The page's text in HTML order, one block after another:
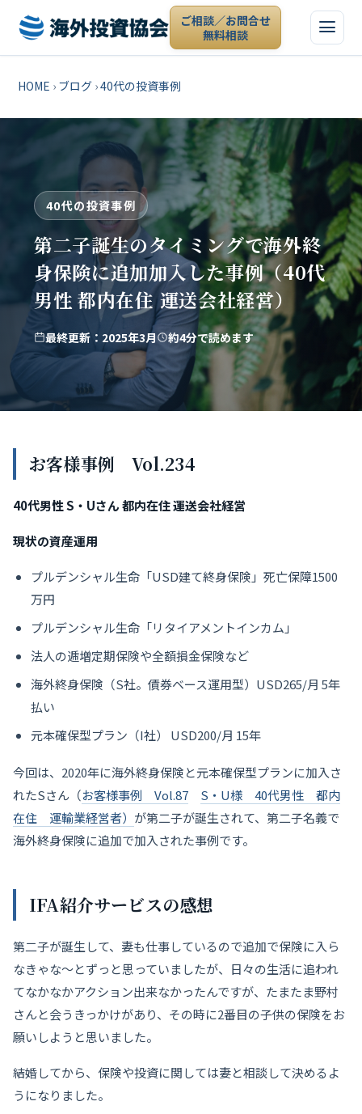
ご相談／お問合せ
無料相談
HOME › ブログ ›40代の投資事例
40代の投資事例
第二子誕生のタイミングで海外終
身保険に追加加入した事例（40代
男性 都内在住 運送会社経営）
最終更新：2025年3月 約4分で読めます
お客様事例 Vol.234
40代男性 S・Uさん 都内在住 運送会社経営
現状の資産運用
プルデンシャル生命「USD建て終身保険」死亡保障1500
万円
プルデンシャル生命「リタイアメントインカム」
法人の逓増定期保険や全額損金保険など
海外終身保険（S社。債券ベース運用型）USD265/月 5年
払い
元本確保型プラン（I社） USD200/月 15年
今回は、2020年に海外終身保険と元本確保型プランに加入さ
れたSさん（お客様事例 Vol.87
S・U様 40代男性 都内
在住 運輸業経営者） が第二子が誕生されて、第二子名義で
海外終身保険に追加で加入された事例です。
IFA紹介サービスの感想
第二子が誕生して、妻も仕事しているので追加で保険に入ら
なきゃな〜とずっと思っていましたが、日々の生活に追われ
てなかなかアクション出来なかったんですが、たまたま野村
さんと会うきっかけがあり、その時に2番目の子供の保険をお
願いしようと思いました。
結婚してから、保険や投資に関しては妻と相談して決めるよ
うになりました。